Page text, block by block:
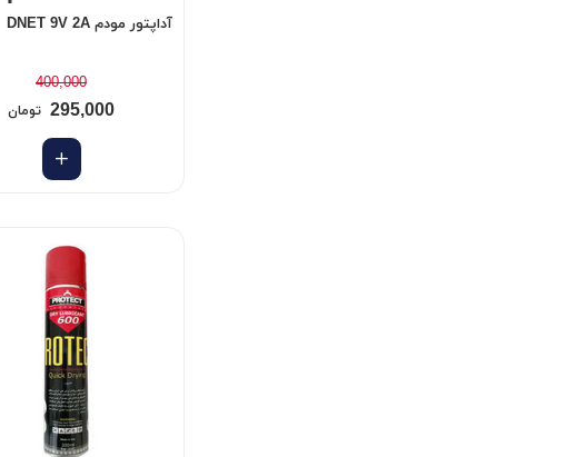
آداپتور مودم DNET 9V 2A
400,000
295,000 تومان